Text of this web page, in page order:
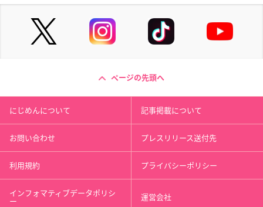
ページの先頭へ
にじめんについて 記事掲載について
お問い合わせ プレスリリース送付先
利用規約 プライバシーポリシー
インフォマティブデータポリシ
ー 運営会社